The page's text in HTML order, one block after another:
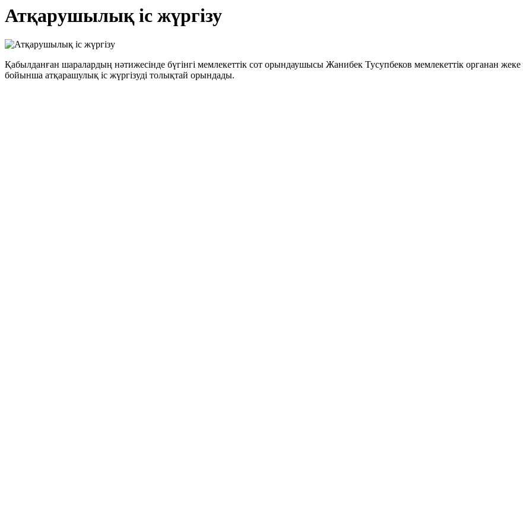
Атқарушылық іс жүргізу
Қабылданған шаралардың нәтижесінде бүгінгі мемлекеттік сот орындаушысы Жанибек Тусупбеков мемлекеттік органан
бойынша атқарашулық іс жүргізуді толықтай орындады.